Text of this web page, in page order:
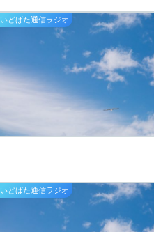
いどばた通信ラジオ
いどばた通信ラジオ